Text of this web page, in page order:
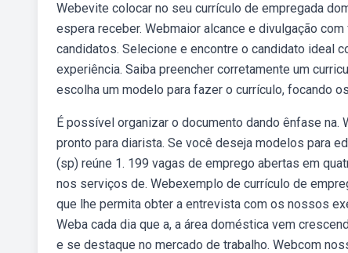
Webevite colocar no seu currículo de empregada
espera receber. Webmaior alcance e divulgação
candidatos. Selecione e encontre o candidato ideal
experiência. Saiba preencher corretamente um
escolha um modelo para fazer o currículo, focando
É possível organizar o documento dando ênfase
pronto para diarista. Se você deseja modelos para
(sp) reúne 1. 199 vagas de emprego abertas em
nos serviços de. Webexemplo de currículo de
que lhe permita obter a entrevista com os nossos
Weba cada dia que a, a área doméstica vem
e se destaque no mercado de trabalho. Webcom